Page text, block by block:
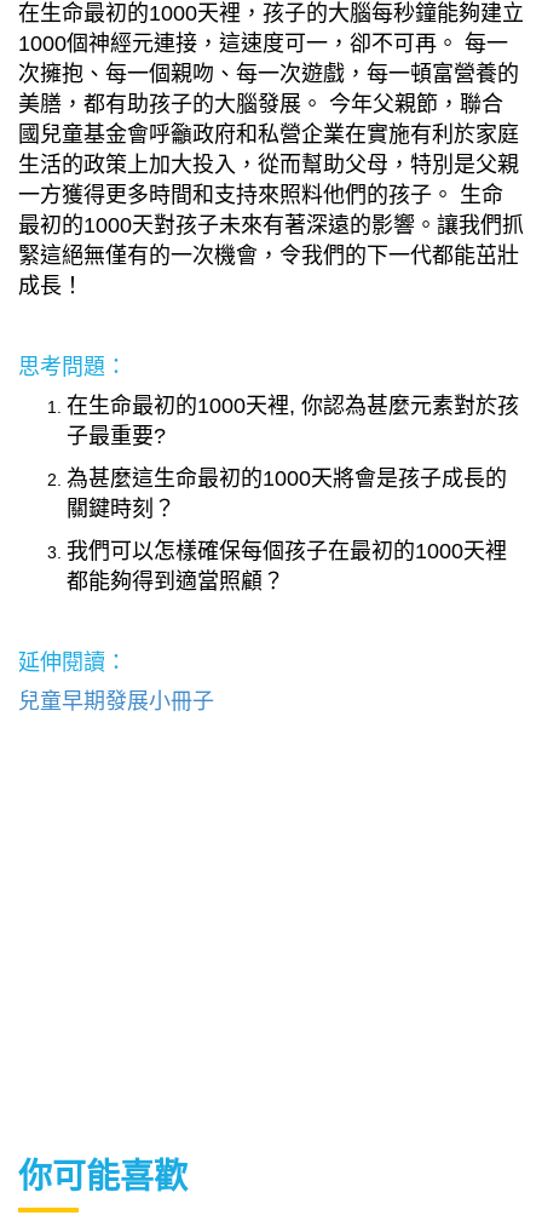
在生命最初的1000天裡，孩子的大腦每秒鐘能夠建立
1000個神經元連接，這速度可一，卻不可再。 每一
次擁抱、每一個親吻、每一次遊戲，每一頓富營養的
美膳，都有助孩子的大腦發展。 今年父親節，聯合
國兒童基金會呼籲政府和私營企業在實施有利於家庭
生活的政策上加大投入，從而幫助父母，特別是父親
一方獲得更多時間和支持來照料他們的孩子。 生命
最初的1000天對孩子未來有著深遠的影響。讓我們抓
緊這絕無僅有的一次機會，令我們的下一代都能茁壯
成長！
思考問題：
在生命最初的1000天裡, 你認為甚麼元素對於孩
子最重要?
為甚麼這生命最初的1000天將會是孩子成長的
關鍵時刻？
我們可以怎樣確保每個孩子在最初的1000天裡
都能夠得到適當照顧？
延伸閱讀：
兒童早期發展小冊子
你可能喜歡